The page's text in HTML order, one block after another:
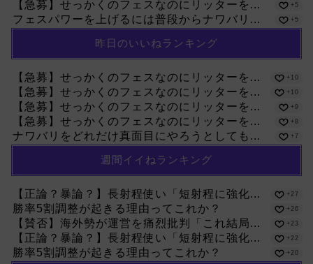
【急募】せっかくのフェスなのにリッターを... +5
フェスパワーを上げるには普段からナワバリ... +5
昨日のいいねランキング
【急募】せっかくのフェスなのにリッターを... +10
【急募】せっかくのフェスなのにリッターを... +10
【急募】せっかくのフェスなのにリッターを... +9
【急募】せっかくのフェスなのにリッターを... +8
ナワバリをどれだけ真面目にやろうとしても... +7
週間イイねランキング
【正論？暴論？】長射程使い「短射程に強化... +27
勝率5割調整が起きる理由ってこれか？ +26
【賛否】海外勢が運営を痛烈批判「これ結局... +23
【正論？暴論？】長射程使い「短射程に強化... +22
勝率5割調整が起きる理由ってこれか？ +20